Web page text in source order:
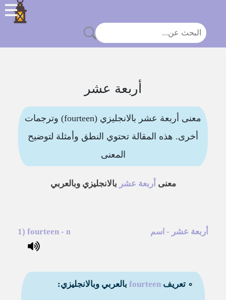
أربعة عشر
معنى أربعة عشر بالانجليزي (fourteen) وترجمات
أخرى. هذه المقالة تحتوي النطق وأمثلة لتوضيح
المعنى
معنى أربعة عشر بالانجليزي وبالعربي
أربعة عشر - اسم 1) fourteen - n
∘ تعريفfourteen بالعربي وبالانجليزي: